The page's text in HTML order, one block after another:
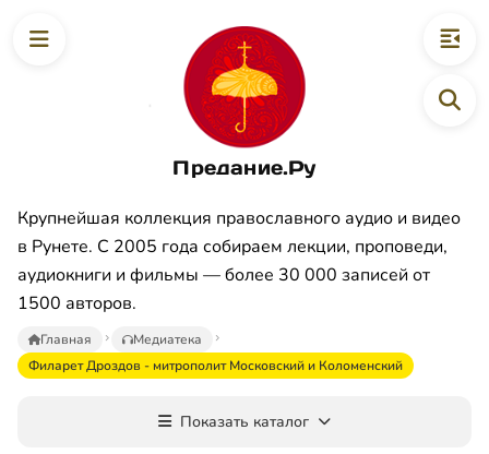
Предание.Ру
Крупнейшая коллекция православного аудио и видео
в Рунете. С 2005 года собираем лекции, проповеди,
аудиокниги и фильмы — более 30 000 записей от
1500 авторов.
Главная
Медиатека
Филарет Дроздов - митрополит Московский и Коломенский
Показать каталог